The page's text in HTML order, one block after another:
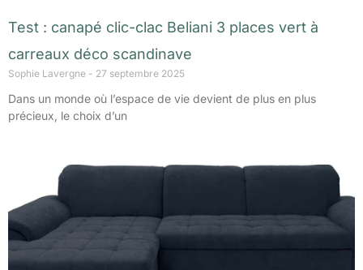
Test : canapé clic-clac Beliani 3 places vert à
carreaux déco scandinave
Sophie Lavergne 27 septembre 2025
Dans un monde où l’espace de vie devient de plus en plus
précieux, le choix d’un